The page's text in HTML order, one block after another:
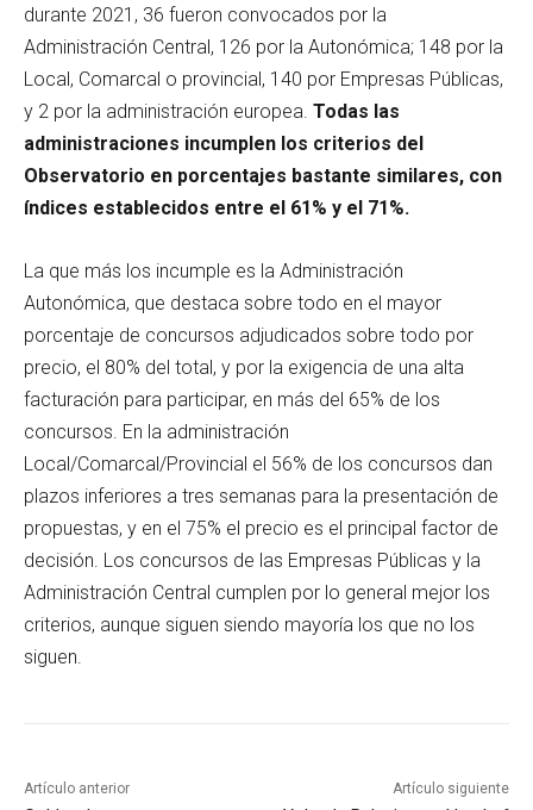
durante 2021, 36 fueron convocados por la
Administración Central, 126 por la Autonómica; 148 por la
Local, Comarcal o provincial, 140 por Empresas Públicas,
y 2 por la administración europea. Todas las
administraciones incumplen los criterios del
Observatorio en porcentajes bastante similares, con
índices establecidos entre el 61% y el 71%.
La que más los incumple es la Administración
Autonómica, que destaca sobre todo en el mayor
porcentaje de concursos adjudicados sobre todo por
precio, el 80% del total, y por la exigencia de una alta
facturación para participar, en más del 65% de los
concursos. En la administración
Local/Comarcal/Provincial el 56% de los concursos dan
plazos inferiores a tres semanas para la presentación de
propuestas, y en el 75% el precio es el principal factor de
decisión. Los concursos de las Empresas Públicas y la
Administración Central cumplen por lo general mejor los
criterios, aunque siguen siendo mayoría los que no los
siguen.
Artículo anterior Artículo siguiente